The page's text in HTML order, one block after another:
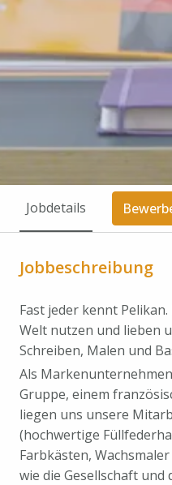
Jobdetails
Jobbeschreibung
Fast jeder kennt
Welt nutzen und lieben
Schreiben, Malen und
Als
Gruppe, einem
liegen uns unsere
(hochwertige
Farbkästen,
wie die Gesellschaft und